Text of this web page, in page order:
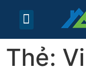
Thẻ: